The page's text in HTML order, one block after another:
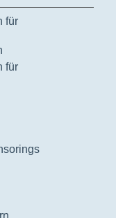
für
für